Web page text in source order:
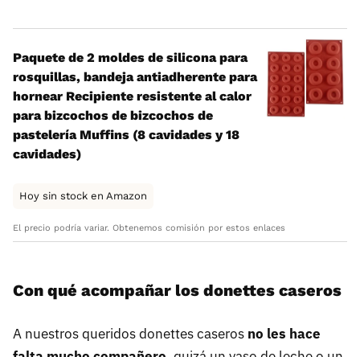
Paquete de 2 moldes de silicona para
rosquillas, bandeja antiadherente para
hornear Recipiente resistente al calor
para bizcochos de bizcochos de
pastelería Muffins (8 cavidades y 18
cavidades)
Hoy sin stock en Amazon
El precio podría variar. Obtenemos comisión por estos enlaces
Con qué acompañar los donettes caseros
A nuestros queridos donettes caseros no les hace